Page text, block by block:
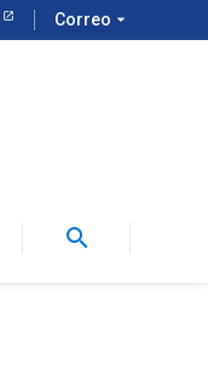
Correo arrow_drop_down
search